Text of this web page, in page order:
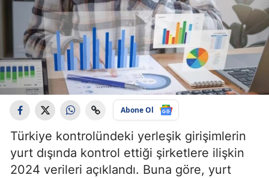
Abone Ol
Türkiye kontrolündeki yerleşik girişimlerin
yurt dışında kontrol ettiği şirketlere ilişkin
2024 verileri açıklandı. Buna göre, yurt